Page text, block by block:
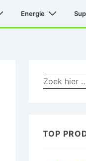
Energie
Zoek
naar:
TOP